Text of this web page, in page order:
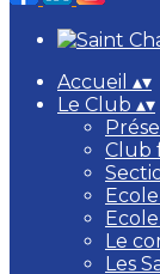
Accueil ▴▾
Le Club ▴▾
Club
Le
Les